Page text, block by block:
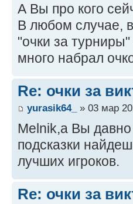
А Вы про кого
В любом случае,
"очки за турниры"
много набрал
Re: очки за
yurasik64_ » 03 мар
Melnik,а Вы
подсказки
лучших игроков.
Re: очки за